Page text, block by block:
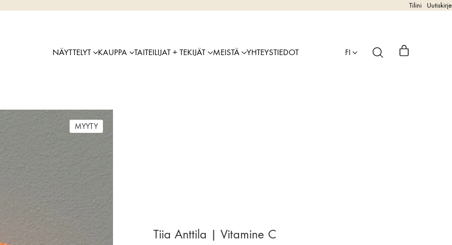
Tilini Uutiskirje
NÄYTTELYT KAUPPA TAITEILIJAT + TEKIJÄT MEISTÄ YHTEYSTIEDOT FI
MYYTY
Tiia Anttila | Vitamine C